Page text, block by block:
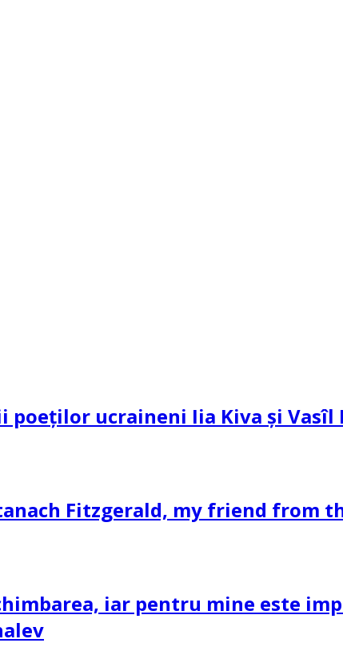
ucraineni Iia Kiva și Vasîl
Fitzgerald, my friend from
iar pentru mine este